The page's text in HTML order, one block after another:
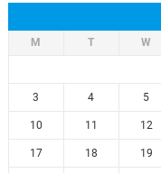
M T W
3 4 5
10 11 12
17 18 19